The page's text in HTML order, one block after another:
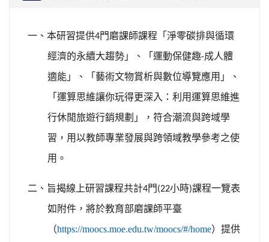
一、本研習提供4門磨課師課程「淨零碳排與循環
經濟的永續大趨勢」、「運動保健趣-成人體
適能」、「藝術文物賞析與數位導覽應用」、
「運算思維讓你玩得更深入：利用運算思維進
行休閒旅遊行銷規劃」，符合潮流與跨域學
習，用以教師專業發展與跨領域教學參考之使
用。
二、旨揭線上研習課程共計4門(22小時)課程一覽表
如附件，將於教育部磨課師平臺
（https://moocs.moe.edu.tw/moocs/#/home）提供